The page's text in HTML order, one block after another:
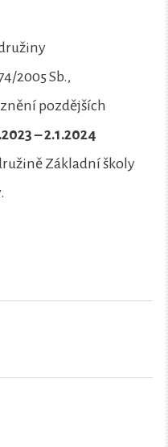
2005 Sb.,
pozdějších
– 2.1.2024
Základní školy